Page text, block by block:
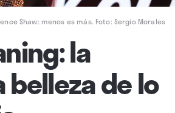
Shaw: menos es más. Foto: Sergio Morales
la
de lo